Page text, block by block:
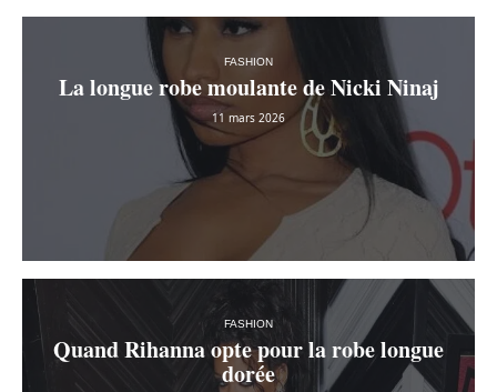
FASHION
La longue robe moulante de Nicki Ninaj
11 mars 2026
FASHION
Quand Rihanna opte pour la robe longue
dorée